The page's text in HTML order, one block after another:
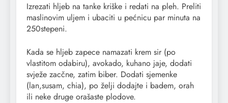
Izrezati hljeb na tanke kriške i redati na pleh. Preliti
maslinovim uljem i ubaciti u pećnicu par minuta na
250stepeni.
Kada se hljeb zapece namazati krem sir (po
vlastitom odabiru), avokado, kuhano jaje, dodati
svježe zacčne, zatim biber. Dodati sjemenke
(lan,susam, chia), po želji dodajte i badem, orah
ili neke druge orašaste plodove.